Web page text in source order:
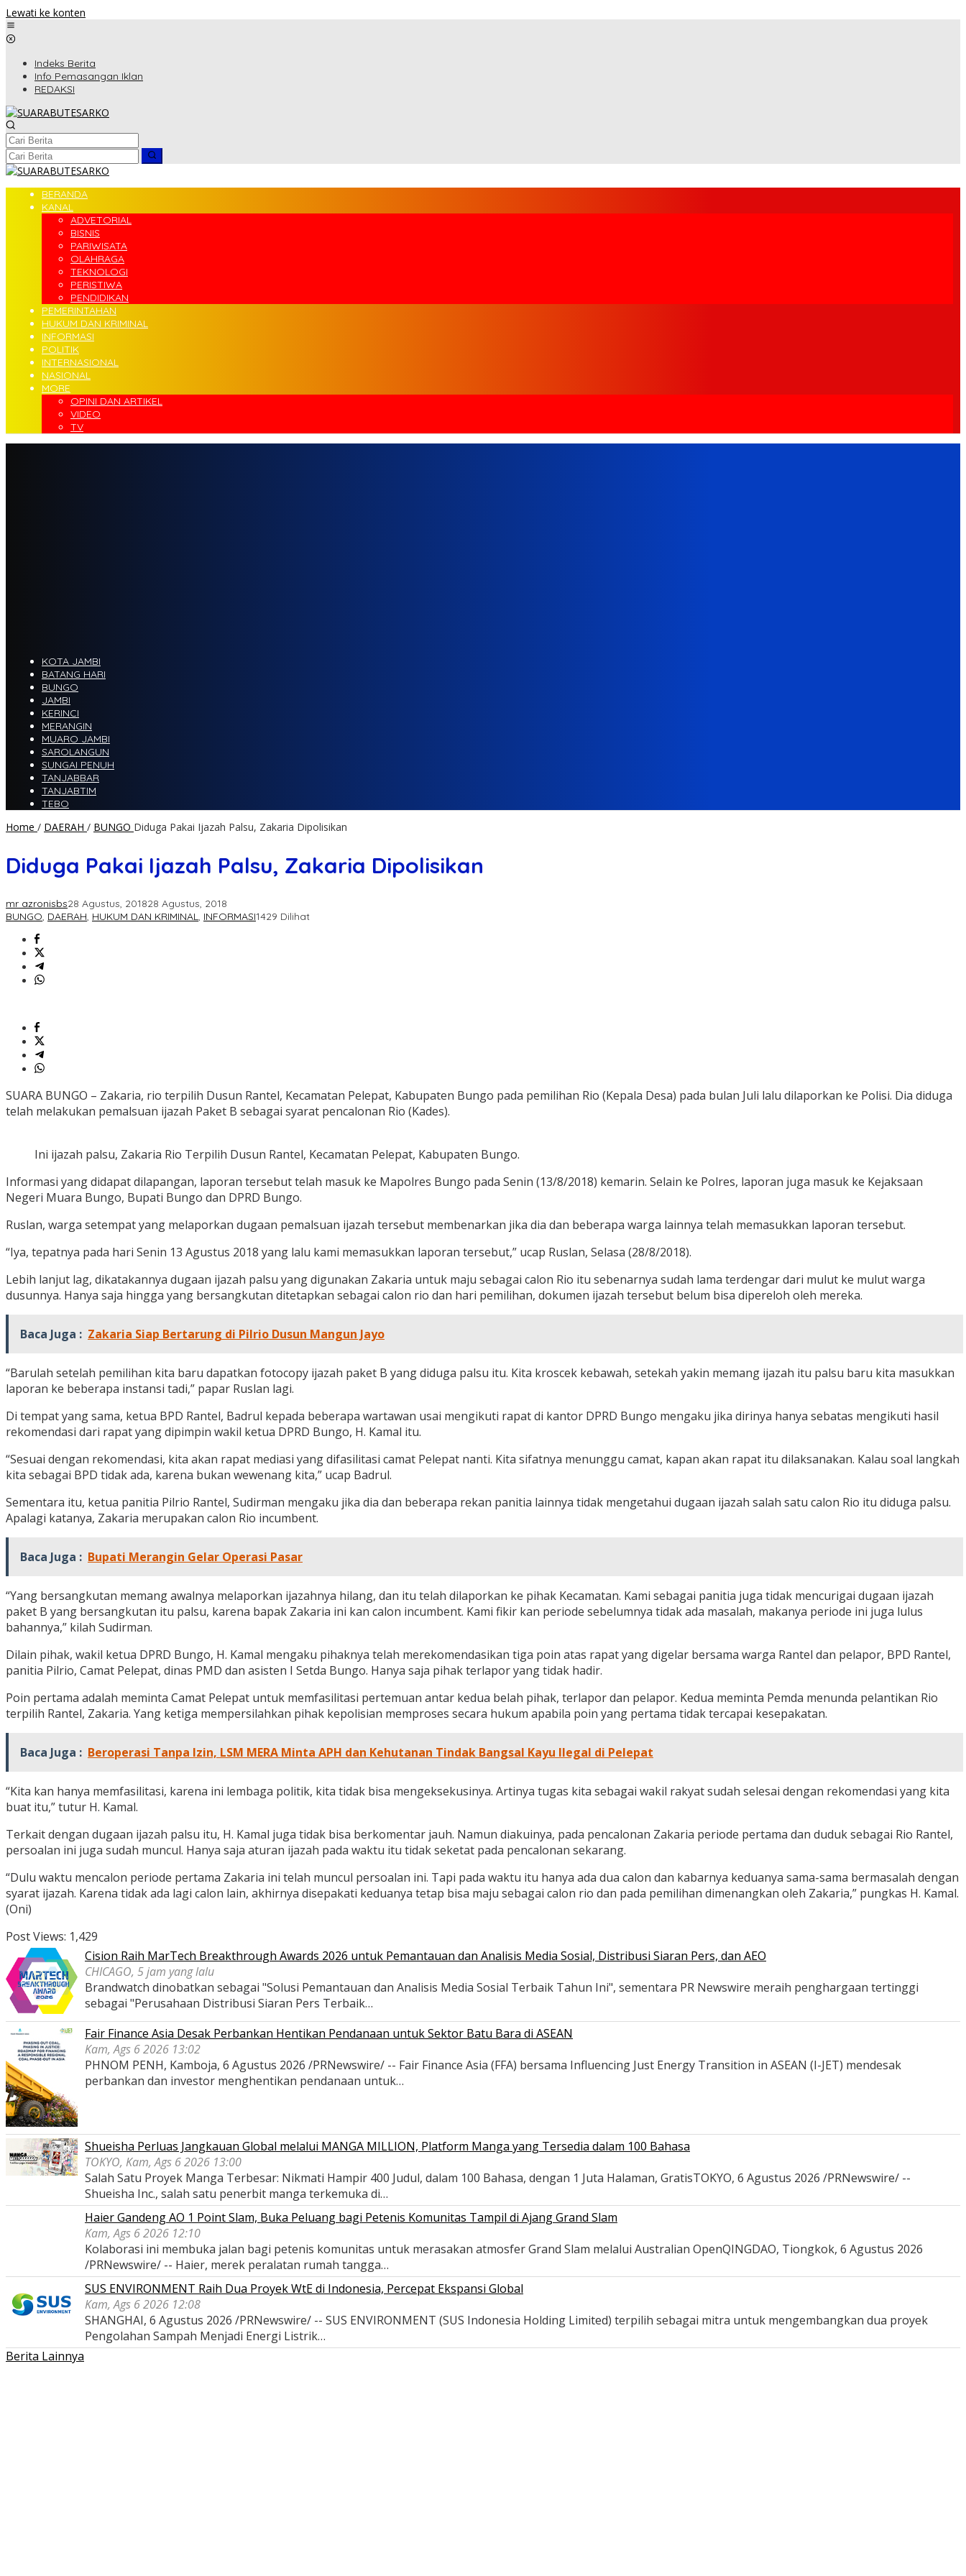
Lewati ke konten
Indeks Berita
Info Pemasangan Iklan
REDAKSI
BERANDA
KANAL
ADVETORIAL
BISNIS
PARIWISATA
OLAHRAGA
TEKNOLOGI
PERISTIWA
PENDIDIKAN
PEMERINTAHAN
HUKUM DAN KRIMINAL
INFORMASI
POLITIK
INTERNASIONAL
NASIONAL
MORE
OPINI DAN ARTIKEL
VIDEO
TV
KOTA JAMBI
BATANG HARI
BUNGO
JAMBI
KERINCI
MERANGIN
MUARO JAMBI
SAROLANGUN
SUNGAI PENUH
TANJABBAR
TANJABTIM
TEBO
Home / DAERAH / BUNGO Diduga Pakai Ijazah Palsu, Zakaria Dipolisikan
Diduga Pakai Ijazah Palsu, Zakaria Dipolisikan
mr azronisbs28 Agustus, 201828 Agustus, 2018
BUNGO, DAERAH, HUKUM DAN KRIMINAL, INFORMASI1429 Dilihat
SUARA BUNGO – Zakaria, rio terpilih Dusun Rantel, Kecamatan Pelepat, Kabupaten Bungo pada pemilihan Rio (Kepala Desa) pada bulan Juli lalu dilaporkan ke Polisi. Dia diduga
telah melakukan pemalsuan ijazah Paket B sebagai syarat pencalonan Rio (Kades).
Ini ijazah palsu, Zakaria Rio Terpilih Dusun Rantel, Kecamatan Pelepat, Kabupaten Bungo.
Informasi yang didapat dilapangan, laporan tersebut telah masuk ke Mapolres Bungo pada Senin (13/8/2018) kemarin. Selain ke Polres, laporan juga masuk ke Kejaksaan
Negeri Muara Bungo, Bupati Bungo dan DPRD Bungo.
Ruslan, warga setempat yang melaporkan dugaan pemalsuan ijazah tersebut membenarkan jika dia dan beberapa warga lainnya telah memasukkan laporan tersebut.
“Iya, tepatnya pada hari Senin 13 Agustus 2018 yang lalu kami memasukkan laporan tersebut,” ucap Ruslan, Selasa (28/8/2018).
Lebih lanjut lag, dikatakannya dugaan ijazah palsu yang digunakan Zakaria untuk maju sebagai calon Rio itu sebenarnya sudah lama terdengar dari mulut ke mulut warga
dusunnya. Hanya saja hingga yang bersangkutan ditetapkan sebagai calon rio dan hari pemilihan, dokumen ijazah tersebut belum bisa dipereloh oleh mereka.
Baca Juga : Zakaria Siap Bertarung di Pilrio Dusun Mangun Jayo
“Barulah setelah pemilihan kita baru dapatkan fotocopy ijazah paket B yang diduga palsu itu. Kita kroscek kebawah, setekah yakin memang ijazah itu palsu baru kita masukkan
laporan ke beberapa instansi tadi,” papar Ruslan lagi.
Di tempat yang sama, ketua BPD Rantel, Badrul kepada beberapa wartawan usai mengikuti rapat di kantor DPRD Bungo mengaku jika dirinya hanya sebatas mengikuti hasil
rekomendasi dari rapat yang dipimpin wakil ketua DPRD Bungo, H. Kamal itu.
“Sesuai dengan rekomendasi, kita akan rapat mediasi yang difasilitasi camat Pelepat nanti. Kita sifatnya menunggu camat, kapan akan rapat itu dilaksanakan. Kalau soal langkah
kita sebagai BPD tidak ada, karena bukan wewenang kita,” ucap Badrul.
Sementara itu, ketua panitia Pilrio Rantel, Sudirman mengaku jika dia dan beberapa rekan panitia lainnya tidak mengetahui dugaan ijazah salah satu calon Rio itu diduga palsu.
Apalagi katanya, Zakaria merupakan calon Rio incumbent.
Baca Juga : Bupati Merangin Gelar Operasi Pasar
“Yang bersangkutan memang awalnya melaporkan ijazahnya hilang, dan itu telah dilaporkan ke pihak Kecamatan. Kami sebagai panitia juga tidak mencurigai dugaan ijazah
paket B yang bersangkutan itu palsu, karena bapak Zakaria ini kan calon incumbent. Kami fikir kan periode sebelumnya tidak ada masalah, makanya periode ini juga lulus
bahannya,” kilah Sudirman.
Dilain pihak, wakil ketua DPRD Bungo, H. Kamal mengaku pihaknya telah merekomendasikan tiga poin atas rapat yang digelar bersama warga Rantel dan pelapor, BPD Rantel,
panitia Pilrio, Camat Pelepat, dinas PMD dan asisten I Setda Bungo. Hanya saja pihak terlapor yang tidak hadir.
Poin pertama adalah meminta Camat Pelepat untuk memfasilitasi pertemuan antar kedua belah pihak, terlapor dan pelapor. Kedua meminta Pemda menunda pelantikan Rio
terpilih Rantel, Zakaria. Yang ketiga mempersilahkan pihak kepolisian memproses secara hukum apabila poin yang pertama tidak tercapai kesepakatan.
Baca Juga : Beroperasi Tanpa Izin, LSM MERA Minta APH dan Kehutanan Tindak Bangsal Kayu Ilegal di Pelepat
“Kita kan hanya memfasilitasi, karena ini lembaga politik, kita tidak bisa mengeksekusinya. Artinya tugas kita sebagai wakil rakyat sudah selesai dengan rekomendasi yang kita
buat itu,” tutur H. Kamal.
Terkait dengan dugaan ijazah palsu itu, H. Kamal juga tidak bisa berkomentar jauh. Namun diakuinya, pada pencalonan Zakaria periode pertama dan duduk sebagai Rio Rantel,
persoalan ini juga sudah muncul. Hanya saja aturan ijazah pada waktu itu tidak seketat pada pencalonan sekarang.
“Dulu waktu mencalon periode pertama Zakaria ini telah muncul persoalan ini. Tapi pada waktu itu hanya ada dua calon dan kabarnya keduanya sama-sama bermasalah dengan
syarat ijazah. Karena tidak ada lagi calon lain, akhirnya disepakati keduanya tetap bisa maju sebagai calon rio dan pada pemilihan dimenangkan oleh Zakaria,” pungkas H. Kamal.
(Oni)
Post Views: 1,429
Cision Raih MarTech Breakthrough Awards 2026 untuk Pemantauan dan Analisis Media Sosial, Distribusi Siaran Pers, dan AEO
CHICAGO, 5 jam yang lalu
Brandwatch dinobatkan sebagai "Solusi Pemantauan dan Analisis Media Sosial Terbaik Tahun Ini", sementara PR Newswire meraih penghargaan tertinggi
sebagai "Perusahaan Distribusi Siaran Pers Terbaik…
Fair Finance Asia Desak Perbankan Hentikan Pendanaan untuk Sektor Batu Bara di ASEAN
Kam, Ags 6 2026 13:02
PHNOM PENH, Kamboja, 6 Agustus 2026 /PRNewswire/ -- Fair Finance Asia (FFA) bersama Influencing Just Energy Transition in ASEAN (I-JET) mendesak
perbankan dan investor menghentikan pendanaan untuk…
Shueisha Perluas Jangkauan Global melalui MANGA MILLION, Platform Manga yang Tersedia dalam 100 Bahasa
TOKYO, Kam, Ags 6 2026 13:00
Salah Satu Proyek Manga Terbesar: Nikmati Hampir 400 Judul, dalam 100 Bahasa, dengan 1 Juta Halaman, GratisTOKYO, 6 Agustus 2026 /PRNewswire/ --
Shueisha Inc., salah satu penerbit manga terkemuka di…
Haier Gandeng AO 1 Point Slam, Buka Peluang bagi Petenis Komunitas Tampil di Ajang Grand Slam
Kam, Ags 6 2026 12:10
Kolaborasi ini membuka jalan bagi petenis komunitas untuk merasakan atmosfer Grand Slam melalui Australian OpenQINGDAO, Tiongkok, 6 Agustus 2026
/PRNewswire/ -- Haier, merek peralatan rumah tangga…
SUS ENVIRONMENT Raih Dua Proyek WtE di Indonesia, Percepat Ekspansi Global
Kam, Ags 6 2026 12:08
SHANGHAI, 6 Agustus 2026 /PRNewswire/ -- SUS ENVIRONMENT (SUS Indonesia Holding Limited) terpilih sebagai mitra untuk mengembangkan dua proyek
Pengolahan Sampah Menjadi Energi Listrik…
Berita Lainnya